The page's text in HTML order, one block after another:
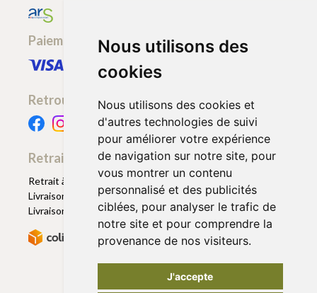
Nous utilisons des
cookies
Nous utilisons des cookies et
d'autres technologies de suivi
pour améliorer votre expérience
de navigation sur notre site, pour
vous montrer un contenu
personnalisé et des publicités
ciblées, pour analyser le trafic de
notre site et pour comprendre la
provenance de nos visiteurs.
J'accepte
Paiement sécurisé
Retrouvez-nous
Retrait - Livraison
Retrait à la pharmacie - Click & Collect
Livraison en Point Relais
Livraison à domicile